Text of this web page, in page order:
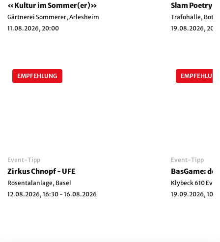
«Kultur im Sommer(er)»
Gärtnerei Sommerer, Arlesheim
11.08.2026, 20:00
Slam Poetry
Trafohalle,
19.08.2026,
EMPFEHLUNG
Event-Tipp
Zirkus Chnopf - UFE
Rosentalanlage, Basel
12.08.2026, 16:30 - 16.08.2026
Event-Tipp
BasGame:
Klybeck 610
19.09.2026,